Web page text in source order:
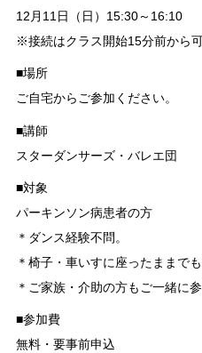
12月11日（日）15:30～16:10
※接続はクラス開始15分前から可
■場所
ご自宅からご参加ください。
■講師
スターダンサーズ・バレエ団
■対象
パーキンソン病患者の方
＊ダンス経験不問。
＊椅子・車いすに座ったままで
＊ご家族・介助の方もご一緒に
■参加費
無料・要事前申込